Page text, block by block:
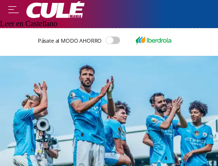
Leer en Castellano
Pásate al MODO AHORRO